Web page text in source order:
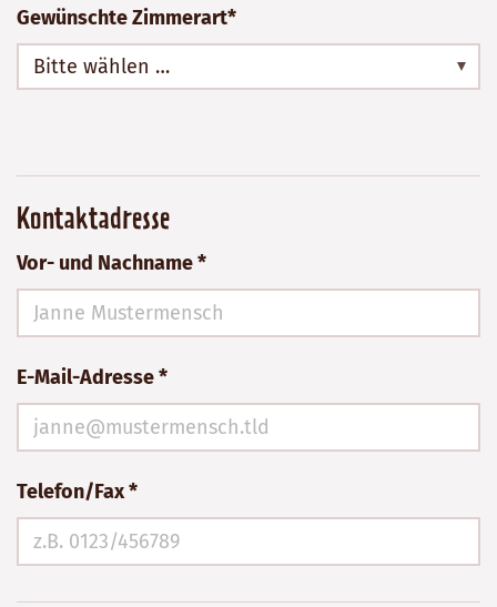
Gewünschte Zimmerart*
Bitte wählen …
Kontaktadresse
Vor- und Nachname *
E-Mail-Adresse *
Telefon/Fax *